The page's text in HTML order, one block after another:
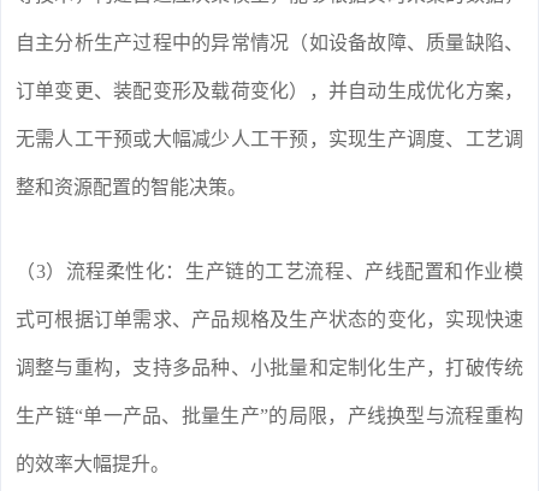
自主分析生产过程中的异常情况（如设备故障、质量缺陷、
订单变更、装配变形及载荷变化），并自动生成优化方案，
无需人工干预或大幅减少人工干预，实现生产调度、工艺调
整和资源配置的智能决策。
（3）流程柔性化：生产链的工艺流程、产线配置和作业模
式可根据订单需求、产品规格及生产状态的变化，实现快速
调整与重构，支持多品种、小批量和定制化生产，打破传统
生产链“单一产品、批量生产”的局限，产线换型与流程重构
的效率大幅提升。